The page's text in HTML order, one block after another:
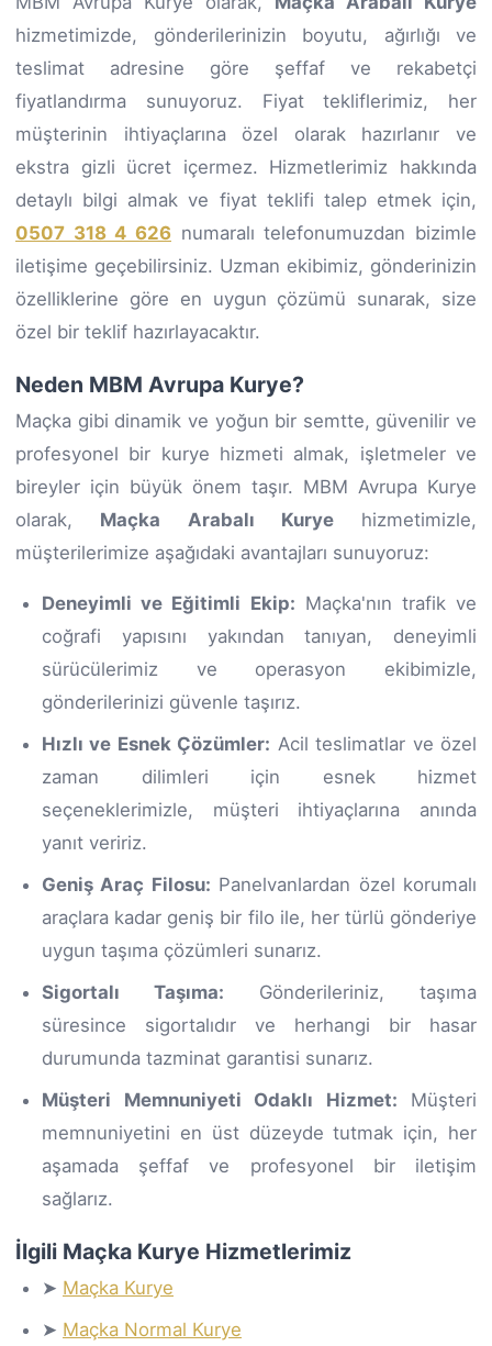
hizmetimizde, gönderilerinizin boyutu, ağırlığı ve
teslimat adresine göre şeffaf ve rekabetçi
fiyatlandırma sunuyoruz. Fiyat tekliflerimiz, her
müşterinin ihtiyaçlarına özel olarak hazırlanır ve
ekstra gizli ücret içermez. Hizmetlerimiz hakkında
detaylı bilgi almak ve fiyat teklifi talep etmek için,
0507 318 4 626 numaralı telefonumuzdan bizimle
iletişime geçebilirsiniz. Uzman ekibimiz, gönderinizin
özelliklerine göre en uygun çözümü sunarak, size
özel bir teklif hazırlayacaktır.
Neden MBM Avrupa Kurye?
Maçka gibi dinamik ve yoğun bir semtte, güvenilir ve
profesyonel bir kurye hizmeti almak, işletmeler ve
bireyler için büyük önem taşır. MBM Avrupa Kurye
olarak, Maçka Arabalı Kuryehizmetimizle,
müşterilerimize aşağıdaki avantajları sunuyoruz:
Deneyimli ve Eğitimli Ekip: Maçka'nın trafik ve
coğrafi yapısını yakından tanıyan, deneyimli
sürücülerimiz ve operasyon ekibimizle,
gönderilerinizi güvenle taşırız.
Hızlı ve Esnek Çözümler: Acil teslimatlar ve özel
zaman dilimleri için esnek hizmet
seçeneklerimizle, müşteri ihtiyaçlarına anında
yanıt veririz.
Geniş Araç Filosu: Panelvanlardan özel korumalı
araçlara kadar geniş bir filo ile, her türlü gönderiye
uygun taşıma çözümleri sunarız.
Sigortalı Taşıma: Gönderileriniz, taşıma
süresince sigortalıdır ve herhangi bir hasar
durumunda tazminat garantisi sunarız.
Müşteri Memnuniyeti Odaklı Hizmet: Müşteri
memnuniyetini en üst düzeyde tutmak için, her
aşamada şeffaf ve profesyonel bir iletişim
sağlarız.
İlgili Maçka Kurye Hizmetlerimiz
➤ Maçka Kurye
➤ Maçka Normal Kurye